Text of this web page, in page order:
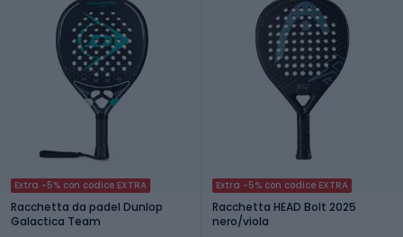
Extra -5% con codice EXTRA
Racchetta da padel Dunlop
Galactica Team
Extra -5% con codice EXTRA
Racchetta HEAD Bolt 2025
nero/viola